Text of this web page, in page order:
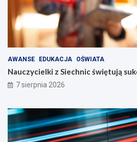
AWANSE EDUKACJA OŚWIATA
Nauczycielki z Siechnic świętują
7 sierpnia 2026